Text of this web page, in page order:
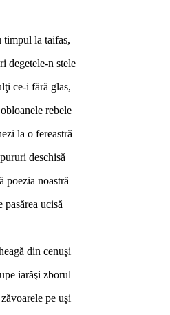
timpul la taifas,
degetele-n stele
ce-i fără glas,
rebele
la o fereastră
deschisă
poezia noastră
pasărea ucisă
din cenuşi
iarăşi zborul
pe uşi